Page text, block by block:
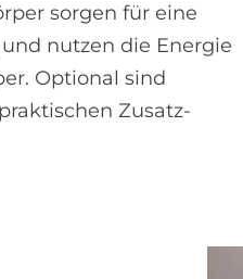
sorgen für eine
nutzen die Energie
Optional sind
Zusatz­